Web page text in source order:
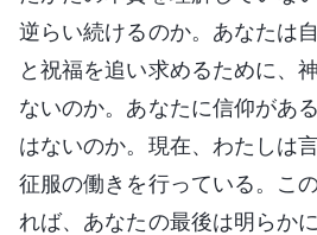
逆らい続けるのか。あなたは
と祝福を追い求めるために、
ないのか。あなたに信仰があ
はないのか。現在、わたしは
征服の働きを行っている。こ
れば、あなたの最後は明らか